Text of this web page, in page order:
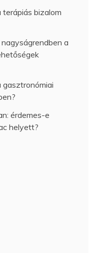
bizalom
a
gasztronómiai
érdemes-e
helyett?